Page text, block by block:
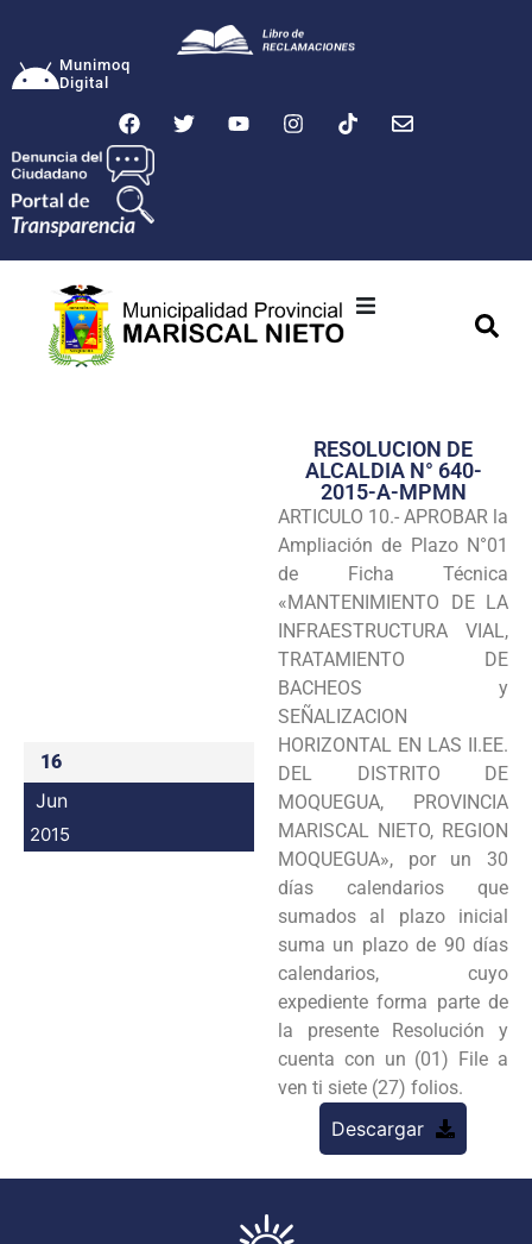
Munimoq
Digital
Transparencia
Seguridad
Programas
Intranet
16
Jun
2015
RESOLUCION DE
ALCALDIA N° 640-
2015-A-MPMN
ARTICULO 10.- APROBAR la
Ampliación de Plazo N°01
de Ficha Técnica
«MANTENIMIENTO DE LA
INFRAESTRUCTURA VIAL,
TRATAMIENTO DE
BACHEOS y
SEÑALIZACION
HORIZONTAL EN LAS II.EE.
DEL DISTRITO DE
MOQUEGUA, PROVINCIA
MARISCAL NIETO, REGION
MOQUEGUA», por un 30
días calendarios que
sumados al plazo inicial
suma un plazo de 90 días
calendarios, cuyo
expediente forma parte de
la presente Resolución y
cuenta con un (01) File a
ven ti siete (27) folios.
Descargar